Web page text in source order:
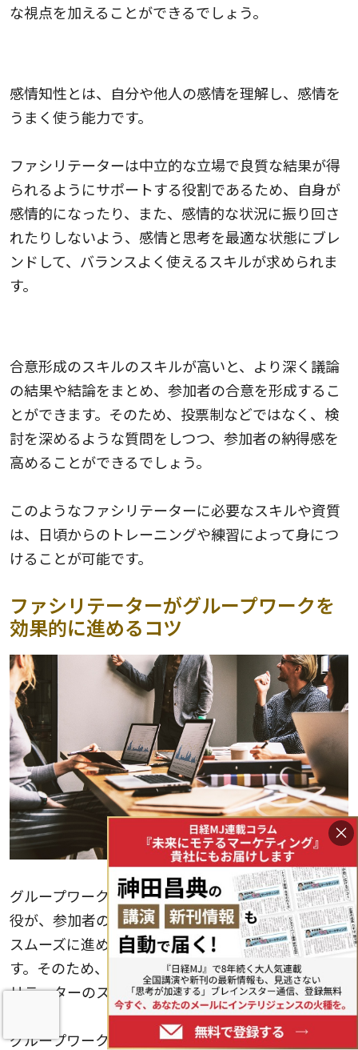
な視点を加えることができるでしょう。
感情知性とは、自分や他人の感情を理解し、感情を
うまく使う能力です。
ファシリテーターは中立的な立場で良質な結果が得
られるようにサポートする役割であるため、自身が
感情的になったり、また、感情的な状況に振り回さ
れたりしないよう、感情と思考を最適な状態にブレ
ンドして、バランスよく使えるスキルが求められま
す。
合意形成のスキルのスキルが高いと、より深く議論
の結果や結論をまとめ、参加者の合意を形成するこ
とができます。そのため、投票制などではなく、検
討を深めるような質問をしつつ、参加者の納得感を
高めることができるでしょう。
このようなファシリテーターに必要なスキルや資質
は、日頃からのトレーニングや練習によって身につ
けることが可能です。
ファシリテーターがグループワークを
効果的に進めるコツ
グループワークでは、ファシリテーターという進行
役が、参加者の意見やアイデアを引き出し、議論を
スムーズに進めるためにサポートする役割を担いま
す。そのため、グループワークの成功には、ファシ
リテーターのスキルが大きく影響します。
グループワークを効果的に進めるコツは、以下のよ
×